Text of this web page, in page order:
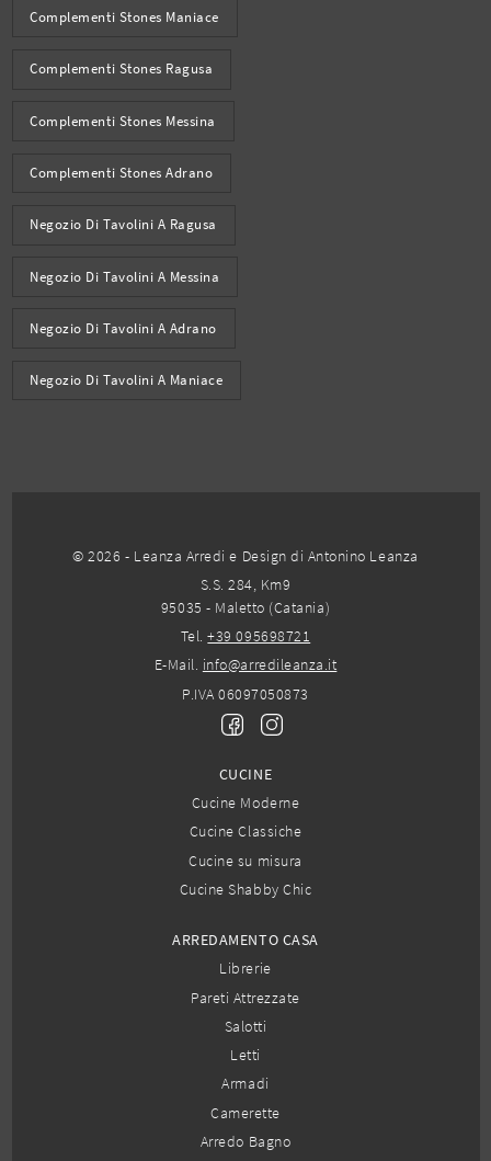
Complementi Stones Maniace
Complementi Stones Ragusa
Complementi Stones Messina
Complementi Stones Adrano
Negozio Di Tavolini A Ragusa
Negozio Di Tavolini A Messina
Negozio Di Tavolini A Adrano
Negozio Di Tavolini A Maniace
© 2026 - Leanza Arredi e Design di Antonino Leanza
S.S. 284, Km9
95035 - Maletto (Catania)
Tel.+39 095698721
E-Mail. info@arredileanza.it
P.IVA 06097050873
CUCINE
Cucine Moderne
Cucine Classiche
Cucine su misura
Cucine Shabby Chic
ARREDAMENTO CASA
Librerie
Pareti Attrezzate
Salotti
Letti
Armadi
Camerette
Arredo Bagno